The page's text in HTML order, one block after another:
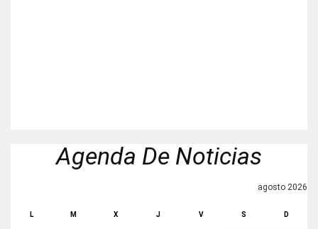
Agenda De Noticias
agosto 2026
L M X J V S D